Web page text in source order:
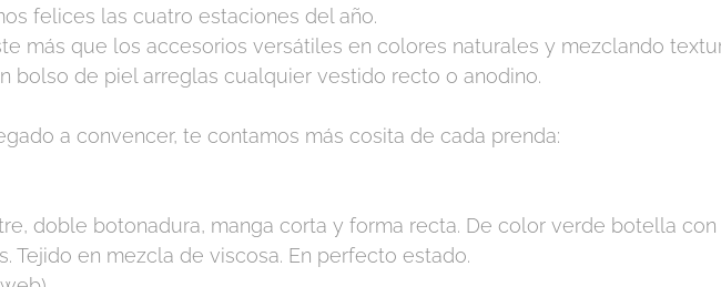
felices las cuatro estaciones del año.
más que los accesorios versátiles en colores naturales y mezclando
bolso de piel arreglas cualquier vestido recto o anodino.
a convencer, te contamos más cosita de cada prenda:
doble botonadura, manga corta y forma recta. De color verde botella con
Tejido en mezcla de viscosa. En perfecto estado.